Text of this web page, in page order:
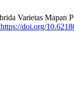
Varietas Mapan
doi.org/